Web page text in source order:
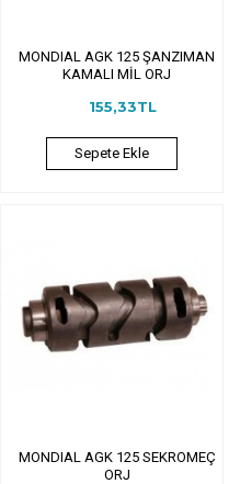
MONDIAL AGK 125 ŞANZIMAN
KAMALI MİL ORJ
155,33TL
Sepete Ekle
MONDIAL AGK 125 SEKROMEÇ
ORJ